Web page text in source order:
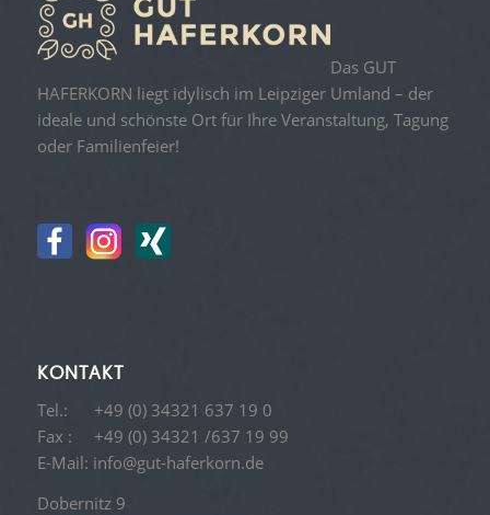
Das GUT
HAFERKORN liegt idylisch im Leipziger Umland – der
ideale und schönste Ort für Ihre Veranstaltung, Tagung
oder Familienfeier!
KONTAKT
Tel.: +49 (0) 34321 637 19 0
Fax : +49 (0) 34321 /637 19 99
E-Mail: info@gut-haferkorn.de
Dobernitz 9